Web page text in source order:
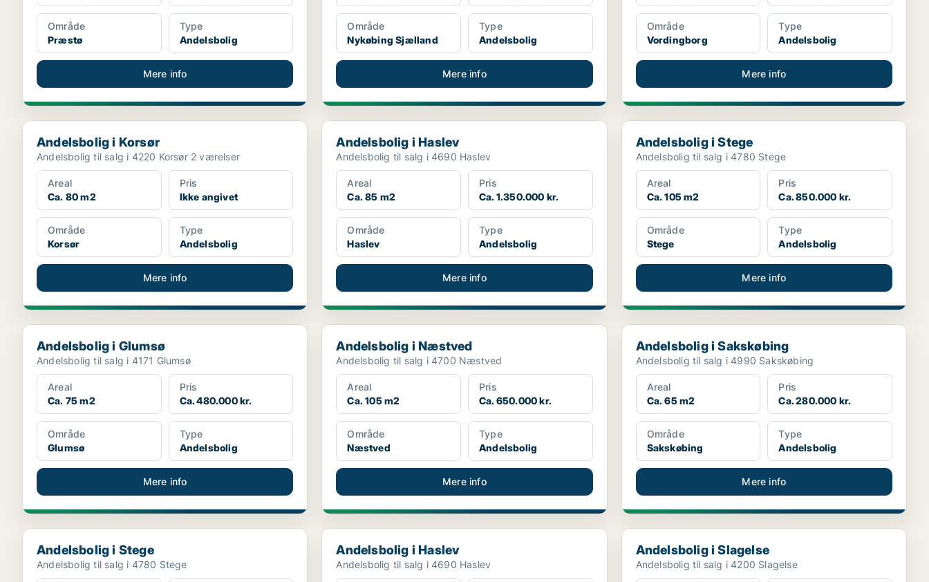
Område
Præstø
Type
Andelsbolig
Mere info
Område
Nykøbing Sjælland
Type
Andelsbolig
Mere info
Område
Vordingborg
Type
Andelsbolig
Mere info
Andelsbolig i Korsør
Andelsbolig i Korsør
Andelsbolig til salg i 4220 Korsør 2 værelser
Areal
Ca. 80 m2
Pris
Ikke angivet
Område
Korsør
Type
Andelsbolig
Mere info
Andelsbolig i Haslev
Andelsbolig i Haslev
Andelsbolig til salg i 4690 Haslev
Areal
Ca. 85 m2
Pris
Ca. 1.350.000 kr.
Område
Haslev
Type
Andelsbolig
Mere info
Andelsbolig i Stege
Andelsbolig i Stege
Andelsbolig til salg i 4780 Stege
Areal
Ca. 105 m2
Pris
Ca. 850.000 kr.
Område
Stege
Type
Andelsbolig
Mere info
Andelsbolig i Glumsø
Andelsbolig i Glumsø
Andelsbolig til salg i 4171 Glumsø
Areal
Ca. 75 m2
Pris
Ca. 480.000 kr.
Område
Glumsø
Type
Andelsbolig
Mere info
Andelsbolig i Næstved
Andelsbolig i Næstved
Andelsbolig til salg i 4700 Næstved
Areal
Ca. 105 m2
Pris
Ca. 650.000 kr.
Område
Næstved
Type
Andelsbolig
Mere info
Andelsbolig i Sakskøbing
Andelsbolig i Sakskøbing
Andelsbolig til salg i 4990 Sakskøbing
Areal
Ca. 65 m2
Pris
Ca. 280.000 kr.
Område
Sakskøbing
Type
Andelsbolig
Mere info
Andelsbolig i Stege
Andelsbolig i Stege
Andelsbolig til salg i 4780 Stege
Andelsbolig i Haslev
Andelsbolig i Haslev
Andelsbolig til salg i 4690 Haslev
Andelsbolig i Slagelse
Andelsbolig i Slagelse
Andelsbolig til salg i 4200 Slagelse